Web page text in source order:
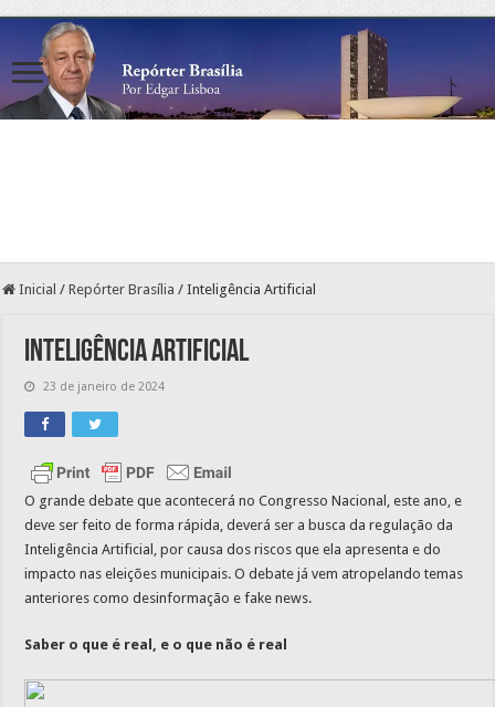
Inicial / Repórter Brasília / Inteligência Artificial
Inteligência Artificial
23 de janeiro de 2024
O grande debate que acontecerá no Congresso Nacional, este ano, e
deve ser feito de forma rápida, deverá ser a busca da regulação da
Inteligência Artificial, por causa dos riscos que ela apresenta e do
impacto nas eleições municipais. O debate já vem atropelando temas
anteriores como desinformação e fake news.
Saber o que é real, e o que não é real